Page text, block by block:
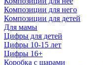
Композиции для него
Композиции для детей
Для мамы
Цифры для детей
Цифры 10-15 лет
Цифры 16+
Коробка с шарами